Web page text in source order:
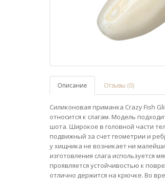
Описание Отзывы (0)
Силиконовая приманка Crazy Fish
относится к слагам. Модель
шота. Широкое в головной части
подвижный за счет геометрии и
у хищника не возникает ни
изготовления слага
проявляется устойчивостью к
отлично держится на крючке. Во